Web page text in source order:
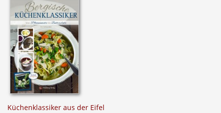
Küchenklassiker aus der Eifel